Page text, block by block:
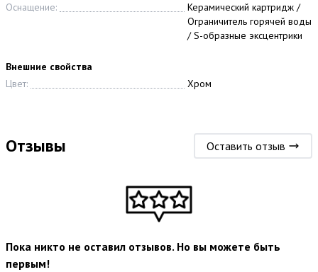
Оснащение:
Керамический картридж /
Ограничитель горячей воды
/ S-образные эксцентрики
Внешние свойства
Цвет:
Хром
Отзывы Оставить отзыв
Пока никто не оставил отзывов. Но вы можете быть
первым!